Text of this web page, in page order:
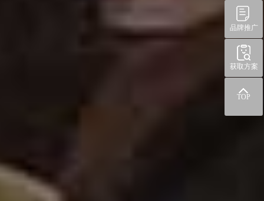
品牌推广
获取方案
TOP